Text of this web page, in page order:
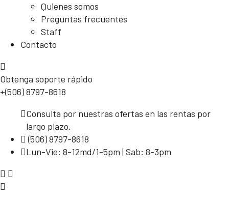
Quienes somos
Preguntas frecuentes
Staff
Contacto
Obtenga soporte rápido
+(506) 8797-8618
Consulta por nuestras ofertas en las rentas por
largo plazo.
(506) 8797-8618
Lun-Vie: 8-12md/1-5pm | Sab: 8-3pm